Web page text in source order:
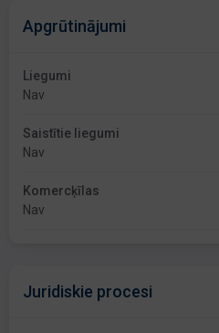
Apgrūtinājumi
Liegumi
Nav
Saistītie liegumi
Nav
Komercķīlas
Nav
Juridiskie procesi